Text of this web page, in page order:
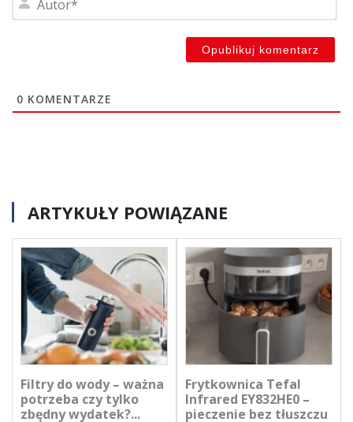
0 KOMENTARZE
ARTYKUŁY POWIĄZANE
Filtry do wody – ważna
potrzeba czy tylko
zbędny wydatek?...
Frytkownica Tefal
Infrared EY832HE0 –
pieczenie bez tłuszczu